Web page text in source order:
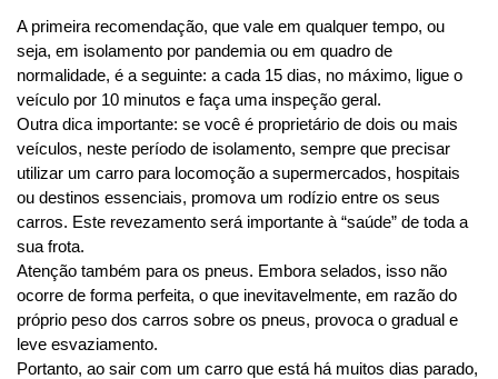
A primeira recomendação, que vale em qualquer tempo, ou
seja, em isolamento por pandemia ou em quadro de
normalidade, é a seguinte: a cada 15 dias, no máximo, ligue o
veículo por 10 minutos e faça uma inspeção geral.
Outra dica importante: se você é proprietário de dois ou mais
veículos, neste período de isolamento, sempre que precisar
utilizar um carro para locomoção a supermercados, hospitais
ou destinos essenciais, promova um rodízio entre os seus
carros. Este revezamento será importante à “saúde” de toda a
sua frota.
Atenção também para os pneus. Embora selados, isso não
ocorre de forma perfeita, o que inevitavelmente, em razão do
próprio peso dos carros sobre os pneus, provoca o gradual e
leve esvaziamento.
Portanto, ao sair com um carro que está há muitos dias parado,